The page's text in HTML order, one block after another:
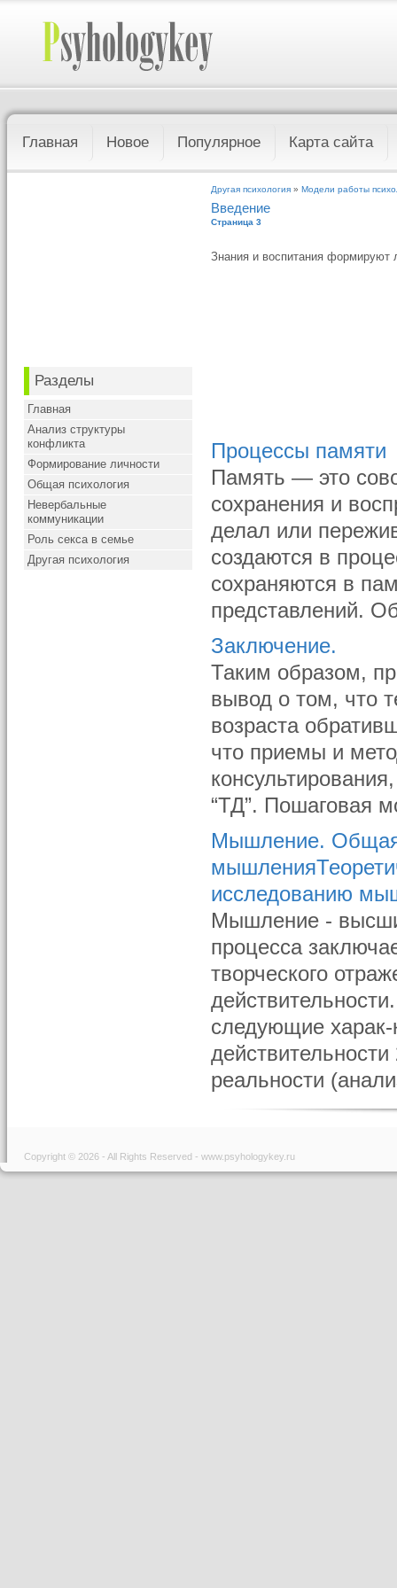
Главная Новое Популярное Карта сайта
Разделы
Главная
Анализ структуры
конфликта
Формирование личности
Общая психология
Невербальные
коммуникации
Роль секса в семье
Другая психология
Другая психология »Модели работы
Введение
Страница 3
Знания и воспитания формируют
Процессы памяти
Память — это
сохранения и
делал или
создаются в
сохраняются в
представлений.
Заключение.
Таким образом,
вывод о том, что
возраста
что приемы и
“ТД”. Пошаговая
Мышление. Общая
исследованию
Мышление -
процесса
творческого
следующие
реальности
Copyright © 2026 - All Rights Reserved - www.psyhologykey.ru